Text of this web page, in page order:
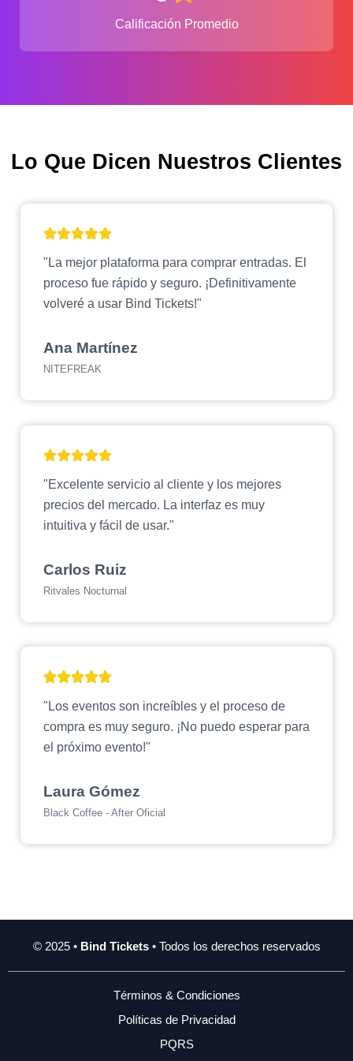
Calificación Promedio
Lo Que Dicen Nuestros Clientes
"La mejor plataforma para comprar entradas. El
proceso fue rápido y seguro. ¡Definitivamente
volveré a usar Bind Tickets!"
Ana Martínez
NITEFREAK
"Excelente servicio al cliente y los mejores
precios del mercado. La interfaz es muy
intuitiva y fácil de usar."
Carlos Ruiz
Ritvales Nocturnal
"Los eventos son increíbles y el proceso de
compra es muy seguro. ¡No puedo esperar para
el próximo evento!"
Laura Gómez
Black Coffee - After Oficial
© 2025 • Bind Tickets• Todos los derechos reservados
Términos & Condiciones
Políticas de Privacidad
PQRS